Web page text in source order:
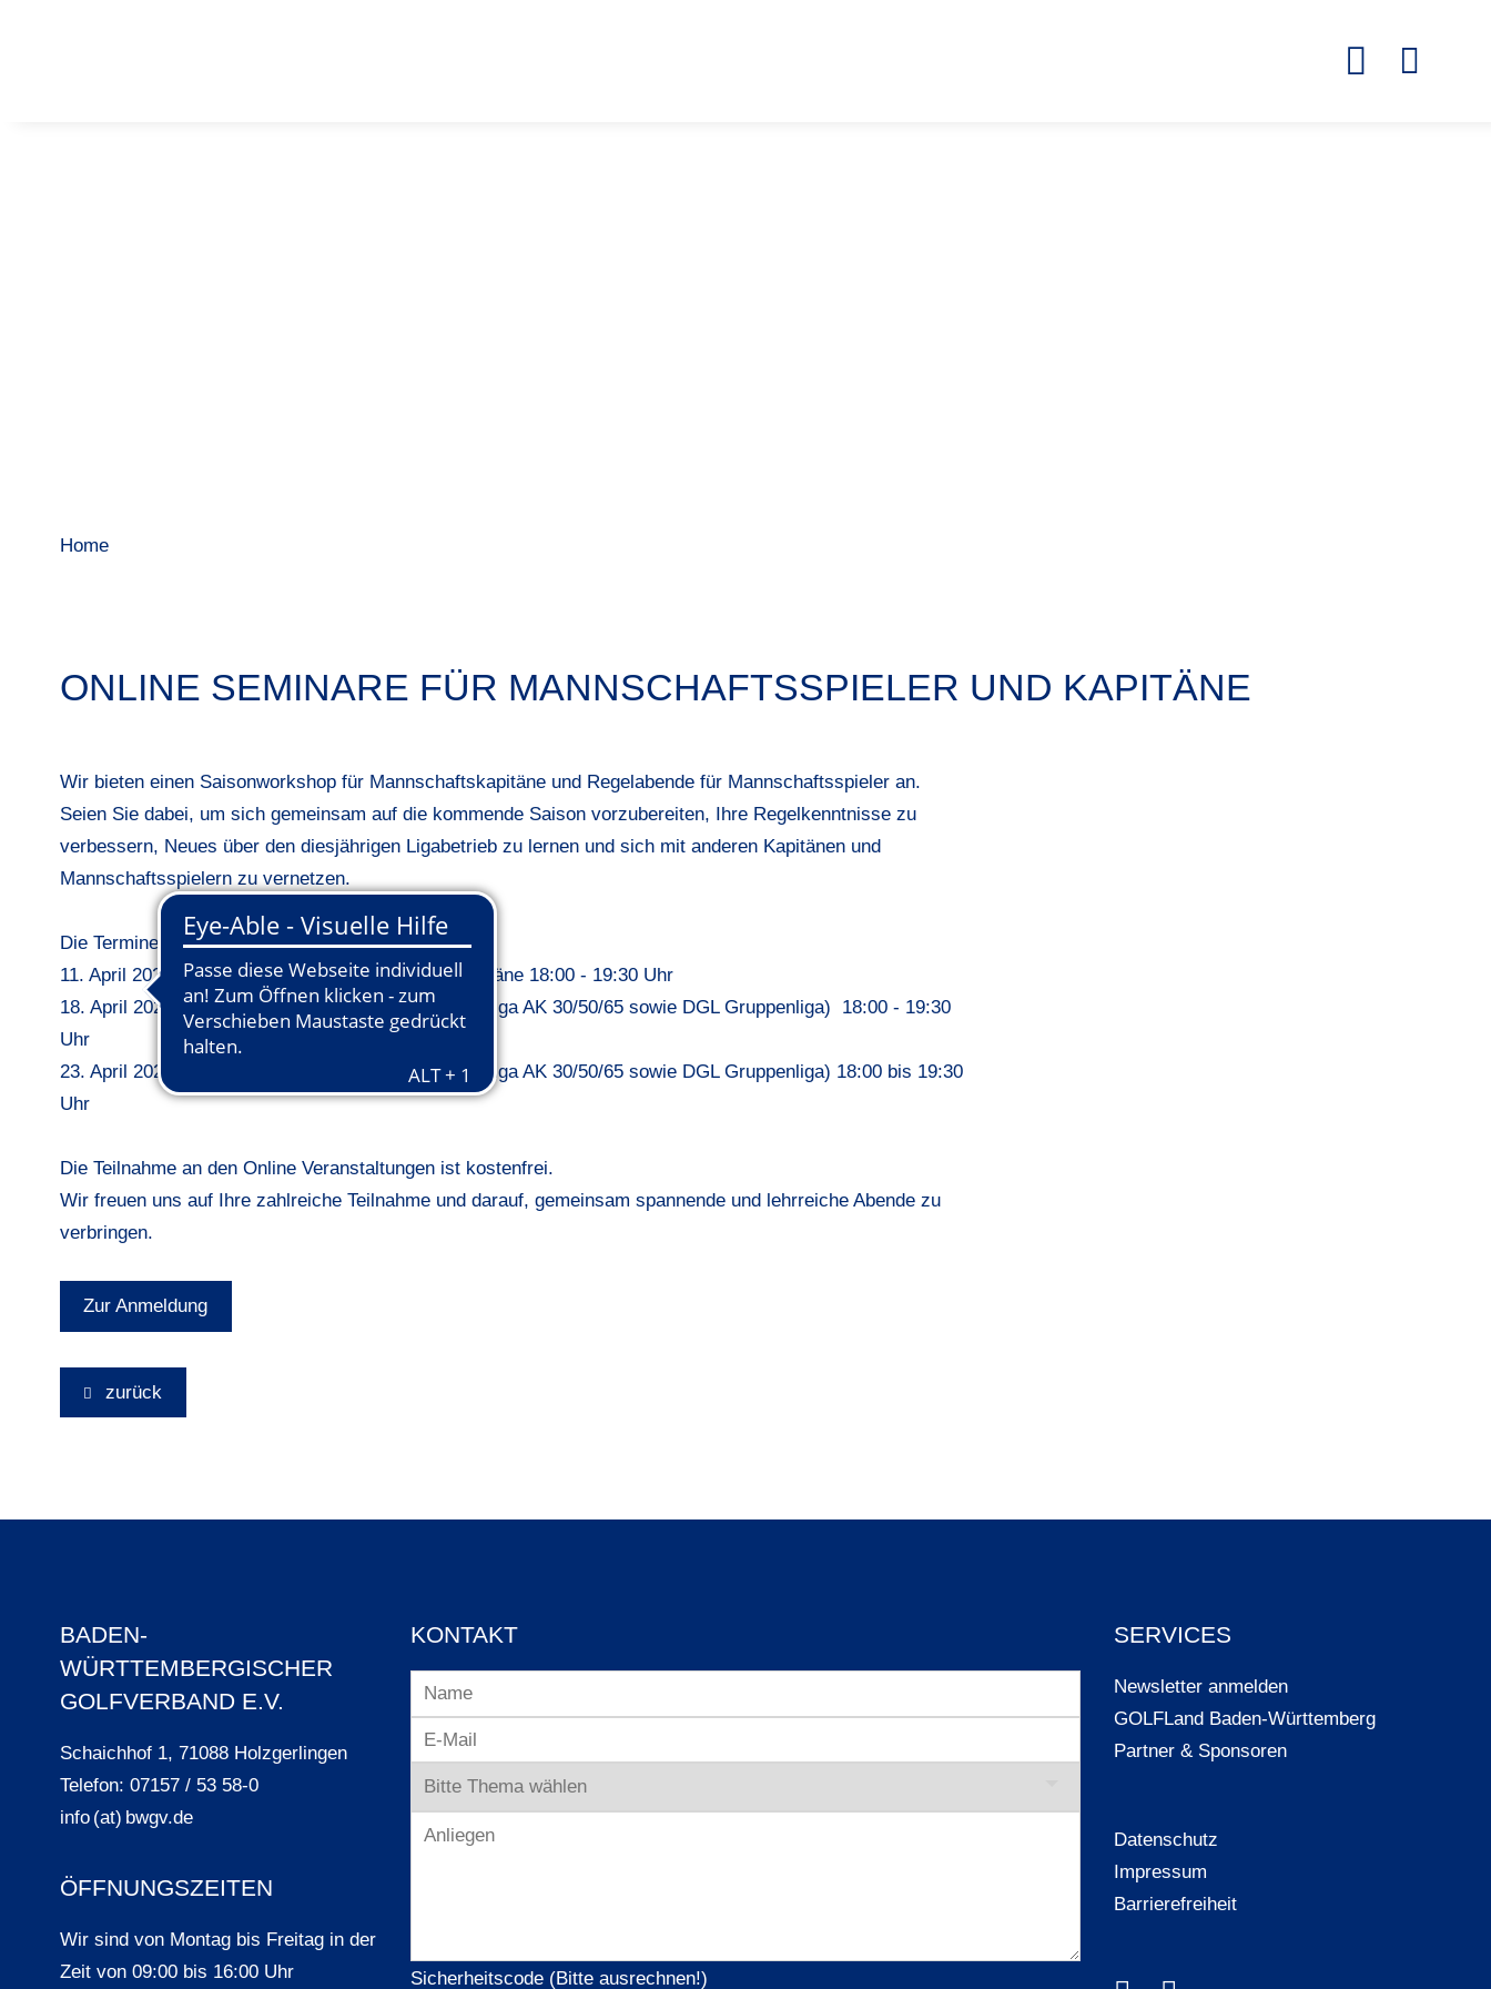
Home
ONLINE SEMINARE FÜR MANNSCHAFTSSPIELER UND KAPITÄNE
Wir bieten einen Saisonworkshop für Mannschaftskapitäne und Regelabende für Mannschaftsspieler an.
Seien Sie dabei, um sich gemeinsam auf die kommende Saison vorzubereiten, Ihre Regelkenntnisse zu
verbessern, Neues über den diesjährigen Ligabetrieb zu lernen und sich mit anderen Kapitänen und
Mannschaftsspielern zu vernetzen.
Die Termine in der Übersicht:
11. April 2024 Saisonworkshop für Mannschaftskapitäne 18:00 - 19:30 Uhr
18. April 2024 Regelabend für Mannschaftsspieler (Liga AK 30/50/65 sowie DGL Gruppenliga) 18:00 - 19:30
Uhr
23. April 2024 Regelabend für Mannschaftsspieler (Liga AK 30/50/65 sowie DGL Gruppenliga) 18:00 bis 19:30
Uhr
Die Teilnahme an den Online Veranstaltungen ist kostenfrei.
Wir freuen uns auf Ihre zahlreiche Teilnahme und darauf, gemeinsam spannende und lehrreiche Abende zu
verbringen.
Zur Anmeldung
zurück
BADEN-
WÜRTTEMBERGISCHER
GOLFVERBAND E.V.
Schaichhof 1, 71088 Holzgerlingen
Telefon: 07157 / 53 58-0
info (at) bwgv.de
ÖFFNUNGSZEITEN
Wir sind von Montag bis Freitag in der
Zeit von 09:00 bis 16:00 Uhr
KONTAKT
Sicherheitscode (Bitte ausrechnen!)
SERVICES
Newsletter anmelden
GOLFLand Baden-Württemberg
Partner & Sponsoren
Datenschutz
Impressum
Barrierefreiheit